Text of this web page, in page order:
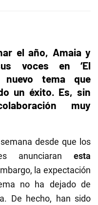
el año, Amaia y
voces en ‘El
nuevo tema que
un éxito. Es, sin
muy
desde que los
anunciaran esta
la expectación
no ha dejado de
De hecho, han sido